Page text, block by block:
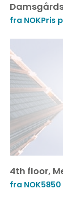
fra NOKPris
4th floor,
fra NOK5850